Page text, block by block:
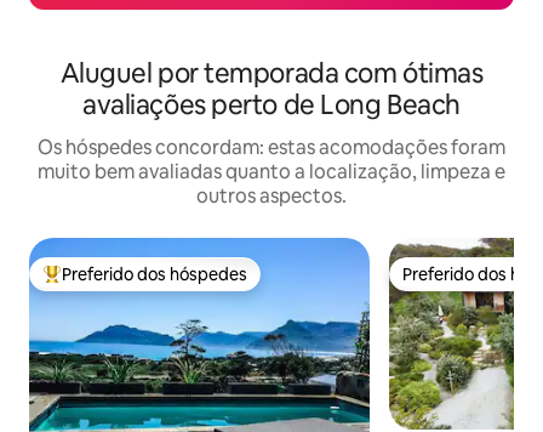
Aluguel por temporada com ótimas
avaliações perto de Long Beach
Os hóspedes concordam: estas acomodações foram
muito bem avaliadas quanto a localização, limpeza e
outros aspectos.
Entre os melhores preferidos dos hóspedes
Preferido dos hóspedes Preferido dos
Preferido dos